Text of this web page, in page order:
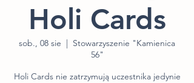
Holi Cards
sob., 08 sie
  |
Stowarzyszenie "Kamienica
56"
Holi Cards nie zatrzymują uczestnika jedynie